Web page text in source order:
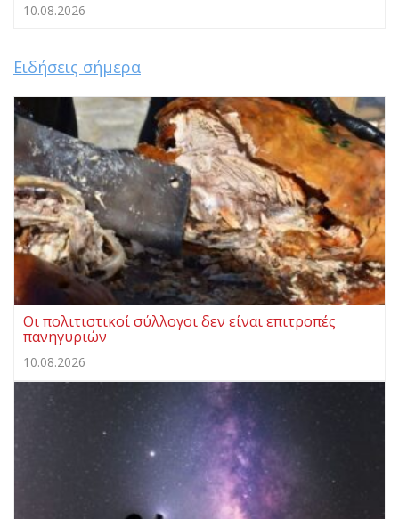
10.08.2026
Ειδήσεις σήμερα
Οι πολιτιστικοί σύλλογοι δεν είναι επιτροπές
πανηγυριών
10.08.2026